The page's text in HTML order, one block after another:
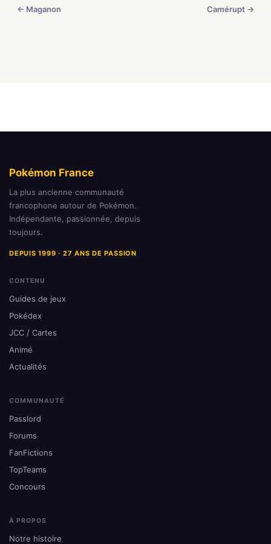
← Maganon Camérupt →
Pokémon France
La plus ancienne communauté
francophone autour de Pokémon.
Indépendante, passionnée, depuis
toujours.
DEPUIS 1999 · 27 ANS DE PASSION
CONTENU
Guides de jeux
Pokédex
JCC / Cartes
Animé
Actualités
COMMUNAUTÉ
Passlord
Forums
FanFictions
TopTeams
Concours
À PROPOS
Notre histoire